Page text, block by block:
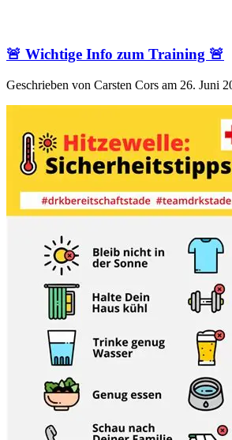
🚨 Wichtige Info zum Training 🚨
Geschrieben von Carsten Cors am 26. Juni